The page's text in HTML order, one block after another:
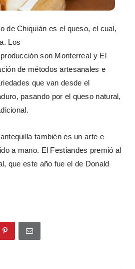
de Chiquián es el queso, el cual,
Los
son Monterreal y El
de métodos artesanales e
que van desde el
pasando por el queso natural,
también es un arte e
a mano. El Festiandes premió al
que este año fue el de Donald